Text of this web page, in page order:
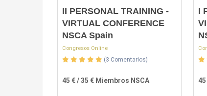
II PERSONAL TRAINING -
VIRTUAL CONFERENCE
NSCA Spain
Congresos Online
(3 Comentarios)
45 € / 35 € Miembros NSCA
I